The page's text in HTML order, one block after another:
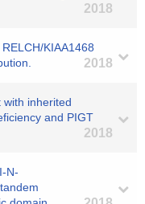
2018
KIAA1468
2018
with inherited
and PIGT
2018
N-